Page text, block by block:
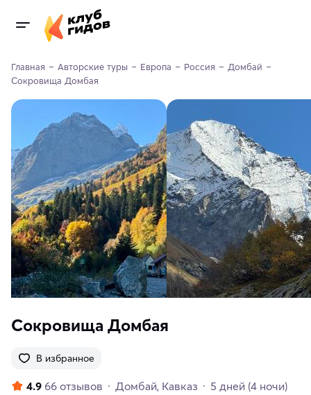
Главная Авторские туры Европа Россия
Домбай
Сокровища Домбая
Сокровища Домбая
В избранное
4.9 66 отзывов Домбай Кавказ 5 дней (4 ночи)